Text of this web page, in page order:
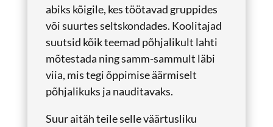
abiks kõigile, kes töötavad gruppides
või suurtes seltskondades. Koolitajad
suutsid kõik teemad põhjalikult lahti
mõtestada ning samm-sammult läbi
viia, mis tegi õppimise äärmiselt
põhjalikuks ja nauditavaks.
Suur aitäh teile selle väärtusliku